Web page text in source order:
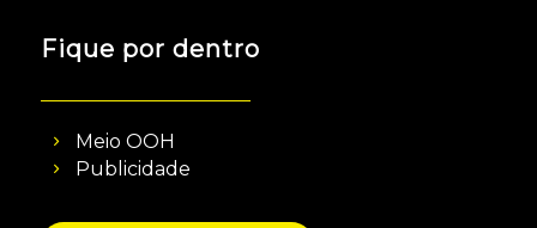
Fique por dentro
Meio OOH
Publicidade